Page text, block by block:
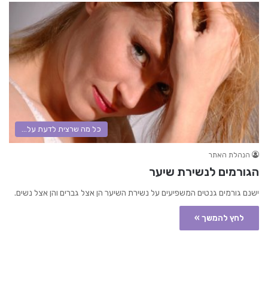
כל מה שרצית לדעת על...
הנהלת האתר
הגורמים לנשירת שיער
ישנם גורמים גנטים המשפיעים על נשירת השיער הן אצל גברים והן אצל נשים.
לחץ להמשך »